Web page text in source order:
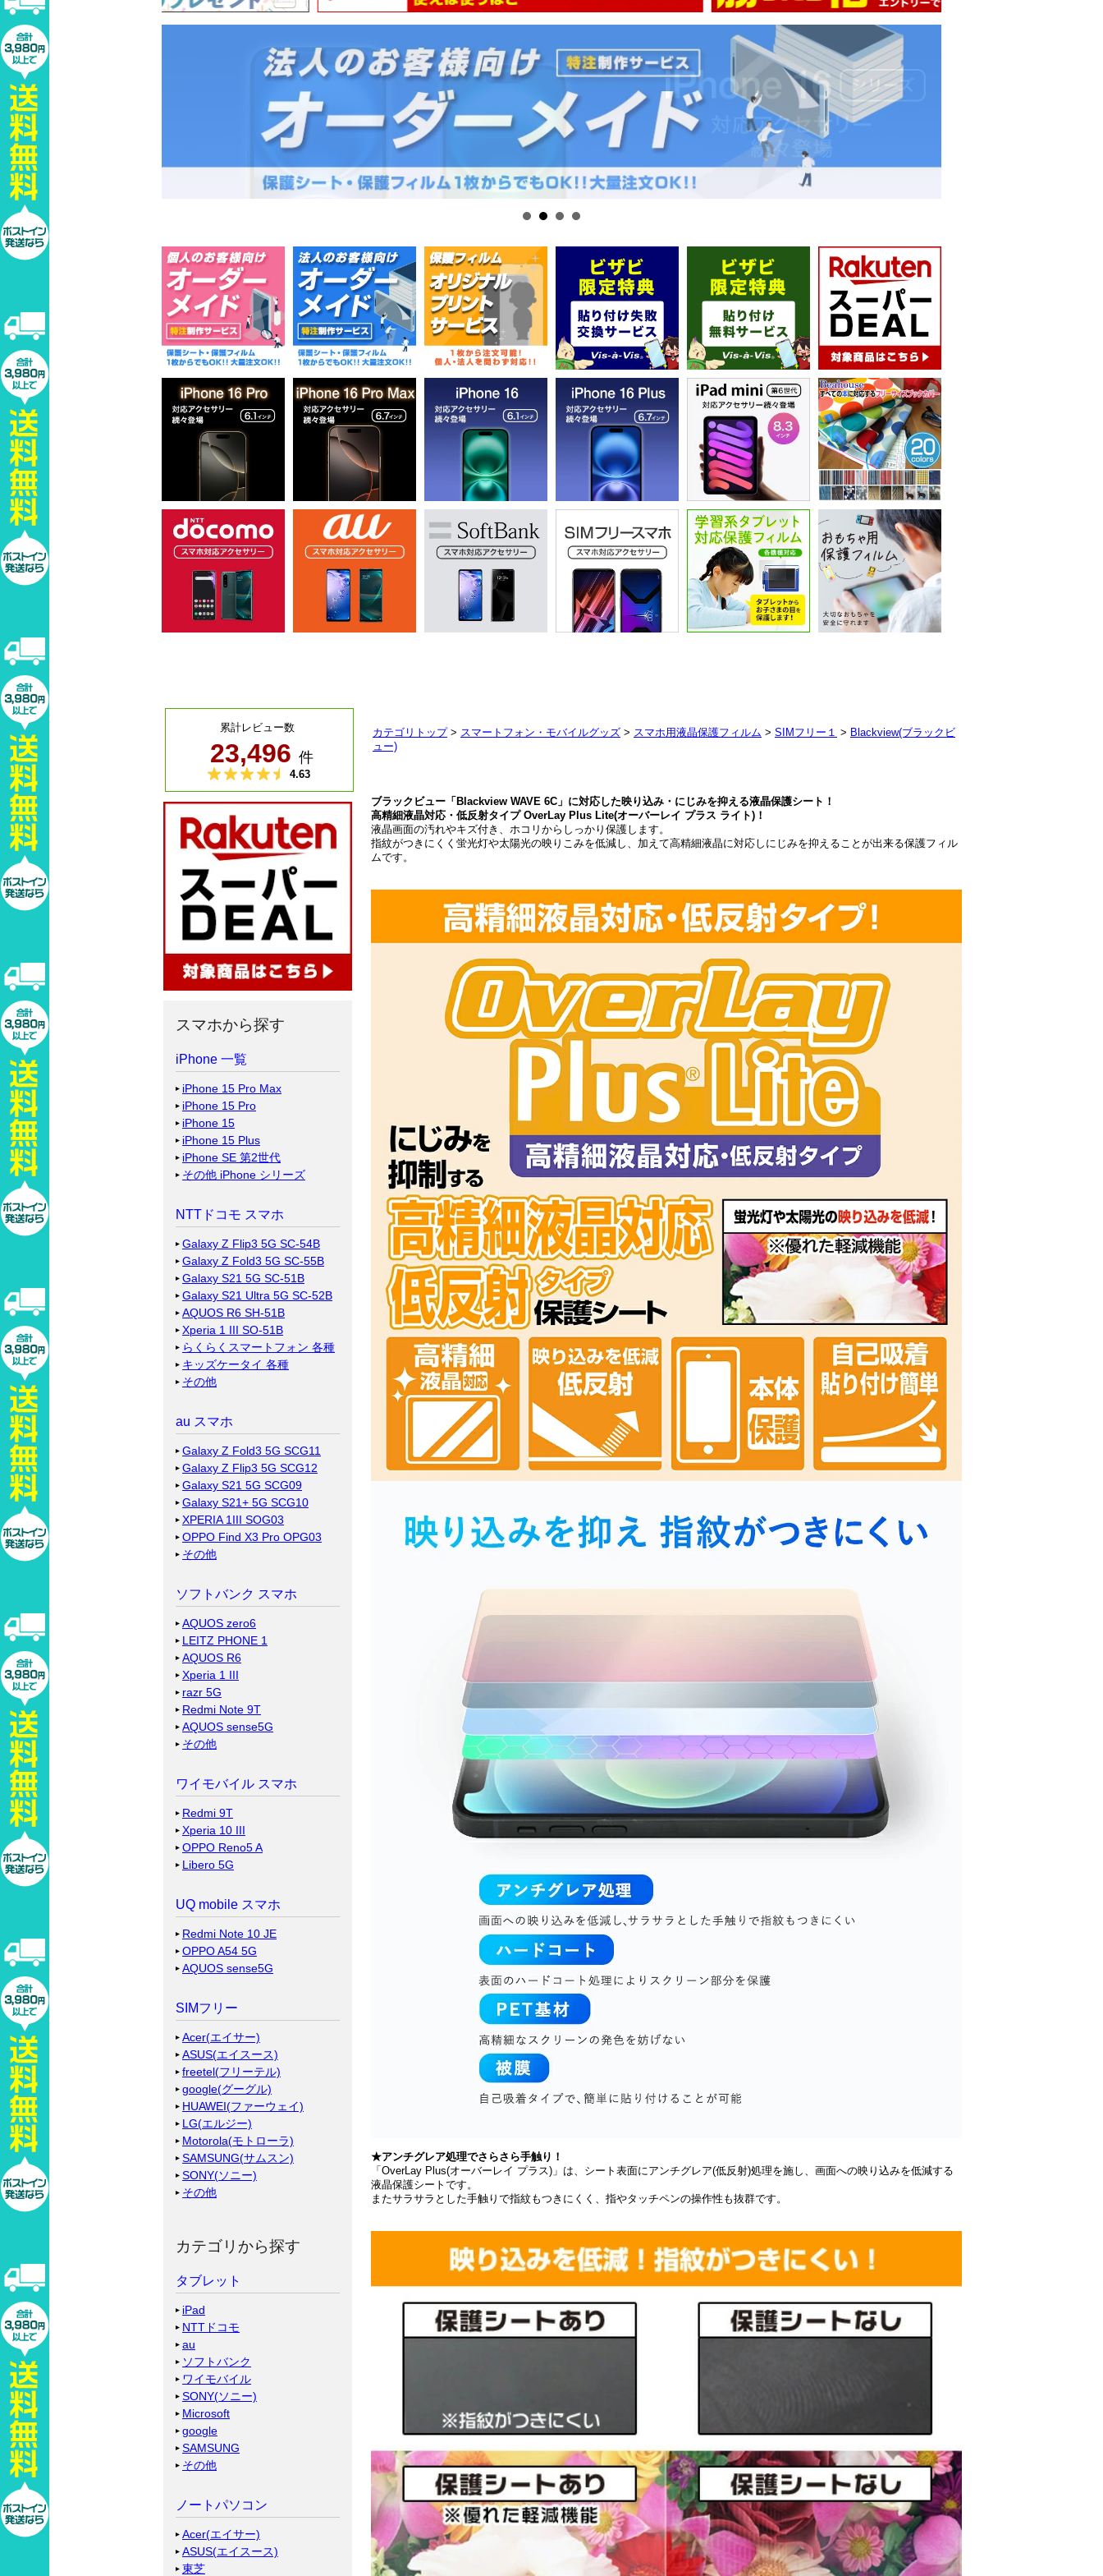
スマホから探す
iPhone 一覧
iPhone 15 Pro Max
iPhone 15 Pro
iPhone 15
iPhone 15 Plus
iPhone SE 第2世代
その他 iPhone シリーズ
NTTドコモ スマホ
Galaxy Z Flip3 5G SC-54B
Galaxy Z Fold3 5G SC-55B
Galaxy S21 5G SC-51B
Galaxy S21 Ultra 5G SC-52B
AQUOS R6 SH-51B
Xperia 1 III SO-51B
らくらくスマートフォン 各種
キッズケータイ 各種
その他
au スマホ
Galaxy Z Fold3 5G SCG11
Galaxy Z Flip3 5G SCG12
Galaxy S21 5G SCG09
Galaxy S21+ 5G SCG10
XPERIA 1III SOG03
OPPO Find X3 Pro OPG03
その他
ソフトバンク スマホ
AQUOS zero6
LEITZ PHONE 1
AQUOS R6
Xperia 1 III
razr 5G
Redmi Note 9T
AQUOS sense5G
その他
ワイモバイル スマホ
Redmi 9T
Xperia 10 III
OPPO Reno5 A
Libero 5G
UQ mobile スマホ
Redmi Note 10 JE
OPPO A54 5G
AQUOS sense5G
SIMフリー
Acer(エイサー)
ASUS(エイスース)
freetel(フリーテル)
google(グーグル)
HUAWEI(ファーウェイ)
LG(エルジー)
Motorola(モトローラ)
SAMSUNG(サムスン)
SONY(ソニー)
その他
カテゴリから探す
タブレット
iPad
NTTドコモ
au
ソフトバンク
ワイモバイル
SONY(ソニー)
Microsoft
google
SAMSUNG
その他
ノートパソコン
Acer(エイサー)
ASUS(エイスース)
東芝
カテゴリトップ> スマートフォン・モバイルグッズ > スマホ用液晶保護フィルム > SIMフリー１ > Blackview(ブラックビ
ュー)
ブラックビュー「Blackview WAVE 6C」に対応した映り込み・にじみを抑える液晶保護シート！
高精細液晶対応・低反射タイプ OverLay Plus Lite(オーバーレイ プラス ライト)！
液晶画面の汚れやキズ付き、ホコリからしっかり保護します。
指紋がつきにくく蛍光灯や太陽光の映りこみを低減し、加えて高精細液晶に対応しにじみを抑えることが出来る保護フィル
ムです。
★アンチグレア処理でさらさら手触り！
「OverLay Plus(オーバーレイ プラス)」は、シート表面にアンチグレア(低反射)処理を施し、画面への映り込みを低減する
液晶保護シートです。
またサラサラとした手触りで指紋もつきにくく、指やタッチペンの操作性も抜群です。